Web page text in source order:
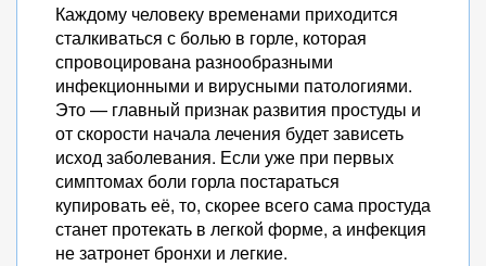
Каждому человеку временами приходится
сталкиваться с болью в горле, которая
спровоцирована разнообразными
инфекционными и вирусными патологиями.
Это — главный признак развития простуды и
от скорости начала лечения будет зависеть
исход заболевания. Если уже при первых
симптомах боли горла постараться
купировать её, то, скорее всего сама простуда
станет протекать в легкой форме, а инфекция
не затронет бронхи и легкие.